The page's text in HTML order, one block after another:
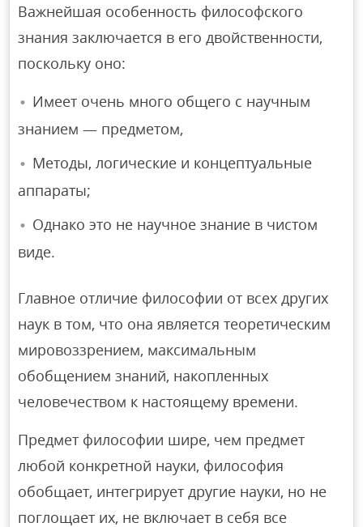
Важнейшая особенность философского
знания заключается в его двойственности,
поскольку оно:
Имеет очень много общего с научным
знанием — предметом,
Методы, логические и концептуальные
аппараты;
Однако это не научное знание в чистом
виде.
Главное отличие философии от всех других
наук в том, что она является теоретическим
мировоззрением, максимальным
обобщением знаний, накопленных
человечеством к настоящему времени.
Предмет философии шире, чем предмет
любой конкретной науки, философия
обобщает, интегрирует другие науки, но не
поглощает их, не включает в себя все